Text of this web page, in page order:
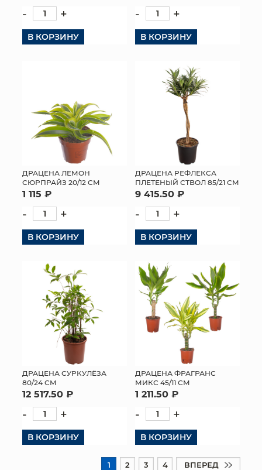
- +
В КОРЗИНУ
- +
В КОРЗИНУ
ДРАЦЕНА ЛЕМОН
СЮРПРАЙЗ 20/12 СМ
1 115 ₽
- +
В КОРЗИНУ
ДРАЦЕНА РЕФЛЕКСА
ПЛЕТЕНЫЙ СТВОЛ 85/21 СМ
9 415.50 ₽
- +
В КОРЗИНУ
ДРАЦЕНА СУРКУЛЁЗА
80/24 СМ
12 517.50 ₽
- +
В КОРЗИНУ
ДРАЦЕНА ФРАГРАНС
МИКС 45/11 СМ
1 211.50 ₽
- +
В КОРЗИНУ
1 2 3 4 ВПЕРЕД